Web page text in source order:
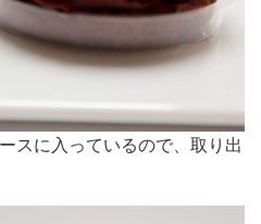
スに入っているので、取り出